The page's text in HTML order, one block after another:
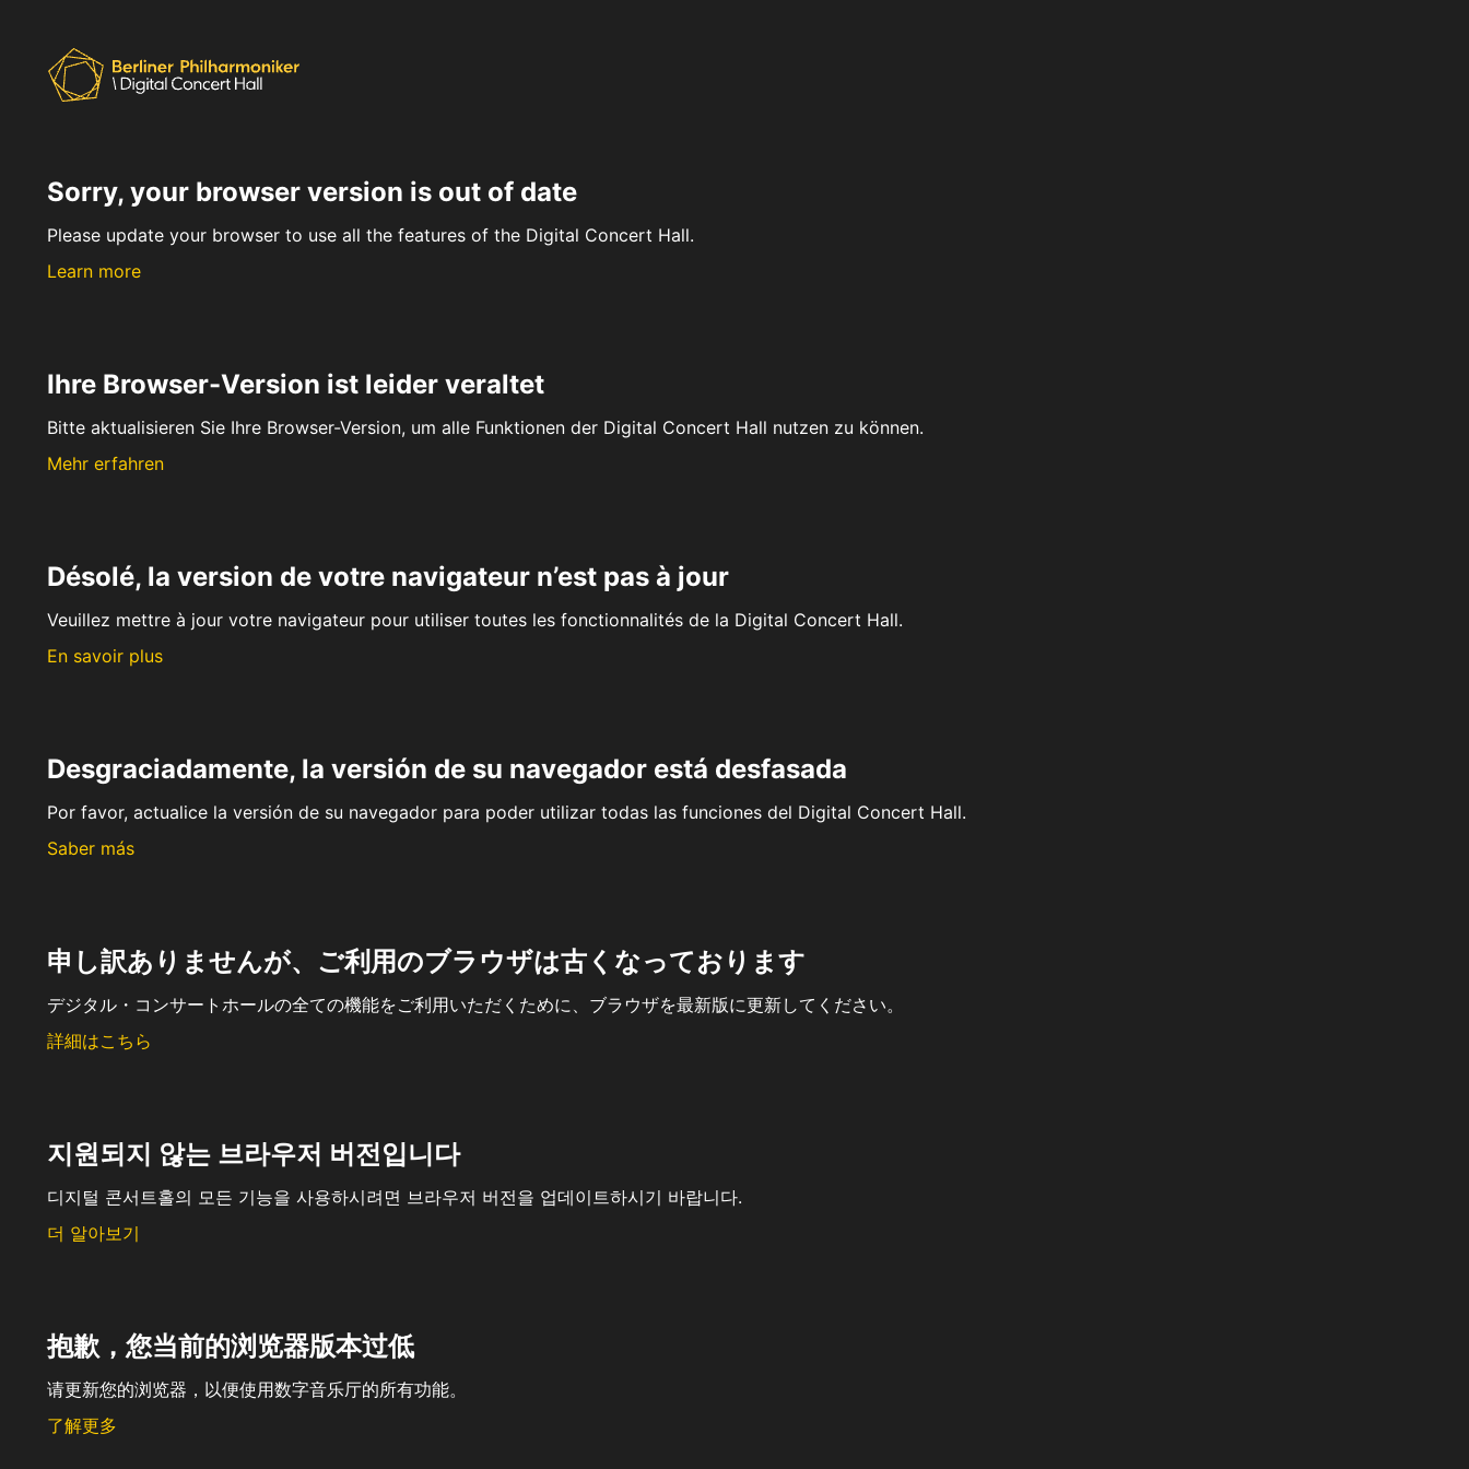
Sorry, your browser version is out of date
Please update your browser to use all the features of the Digital Concert Hall.
Learn more
Ihre Browser-Version ist leider veraltet
Bitte aktualisieren Sie Ihre Browser-Version, um alle Funktionen der Digital Concert Hall nutzen zu können.
Mehr erfahren
Désolé, la version de votre navigateur n’est pas à jour
Veuillez mettre à jour votre navigateur pour utiliser toutes les fonctionnalités de la Digital Concert Hall.
En savoir plus
Desgraciadamente, la versión de su navegador está desfasada
Por favor, actualice la versión de su navegador para poder utilizar todas las funciones del Digital Concert Hall.
Saber más
申し訳ありませんが、ご利用のブラウザは古くなっております
デジタル・コンサートホールの全ての機能をご利用いただくために、ブラウザを最新版に更新してください。
詳細はこちら
지원되지 않는 브라우저 버전입니다
디지털 콘서트홀의 모든 기능을 사용하시려면 브라우저 버전을 업데이트하시기 바랍니다.
더 알아보기
抱歉，您当前的浏览器版本过低
请更新您的浏览器，以便使用数字音乐厅的所有功能。
了解更多